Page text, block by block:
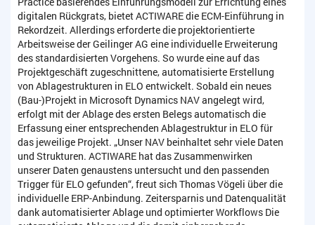
digitalen Rückgrats, bietet ACTIWARE die ECM-Einführung in
Rekordzeit. Allerdings erforderte die projektorientierte
Arbeitsweise der Geilinger AG eine individuelle Erweiterung
des standardisierten Vorgehens. So wurde eine auf das
Projektgeschäft zugeschnittene, automatisierte Erstellung
von Ablagestrukturen in ELO entwickelt. Sobald ein neues
(Bau-)Projekt in Microsoft Dynamics NAV angelegt wird,
erfolgt mit der Ablage des ersten Belegs automatisch die
Erfassung einer entsprechenden Ablagestruktur in ELO für
das jeweilige Projekt. „Unser NAV beinhaltet sehr viele Daten
und Strukturen. ACTIWARE hat das Zusammenwirken
unserer Daten genaustens untersucht und den passenden
Trigger für ELO gefunden“, freut sich Thomas Vögeli über die
individuelle ERP-Anbindung. Zeitersparnis und Datenqualität
dank automatisierter Ablage und optimierter Workflows Die